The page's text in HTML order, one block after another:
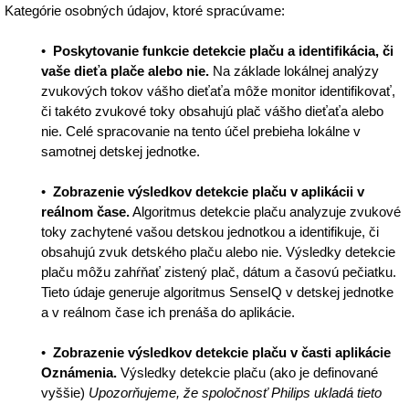
Kategórie osobných údajov, ktoré spracúvame:
• Poskytovanie funkcie detekcie plaču a identifikácia, či
vaše dieťa plače alebo nie. Na základe lokálnej analýzy
zvukových tokov vášho dieťaťa môže monitor identifikovať,
či takéto zvukové toky obsahujú plač vášho dieťaťa alebo
nie. Celé spracovanie na tento účel prebieha lokálne v
samotnej detskej jednotke.
•Zobrazenie výsledkov detekcie plaču v aplikácii v
reálnom čase.Algoritmus detekcie plaču analyzuje zvukové
toky zachytené vašou detskou jednotkou a identifikuje, či
obsahujú zvuk detského plaču alebo nie. Výsledky detekcie
plaču môžu zahŕňať zistený plač, dátum a časovú pečiatku.
Tieto údaje generuje algoritmus SenseIQ v detskej jednotke
a v reálnom čase ich prenáša do aplikácie.
•Zobrazenie výsledkov detekcie plaču v časti aplikácie
Oznámenia. Výsledky detekcie plaču (ako je definované
vyššie) Upozorňujeme, že spoločnosť Philips ukladá tieto